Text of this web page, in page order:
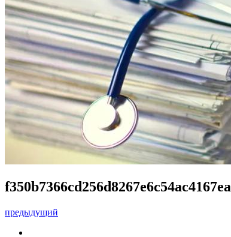
f350b7366cd256d8267e6c54ac4167ea
предыдущий